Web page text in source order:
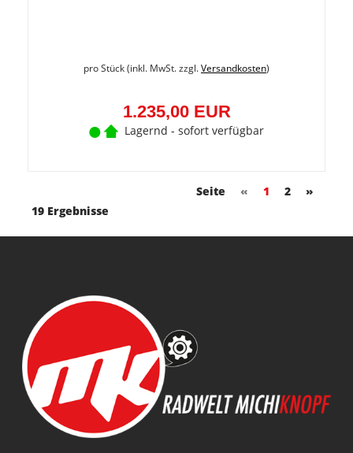
pro Stück (inkl. MwSt. zzgl.Versandkosten)
1.235,00 EUR
Lagernd - sofort verfügbar
Seite « 1 2
»
19 Ergebnisse